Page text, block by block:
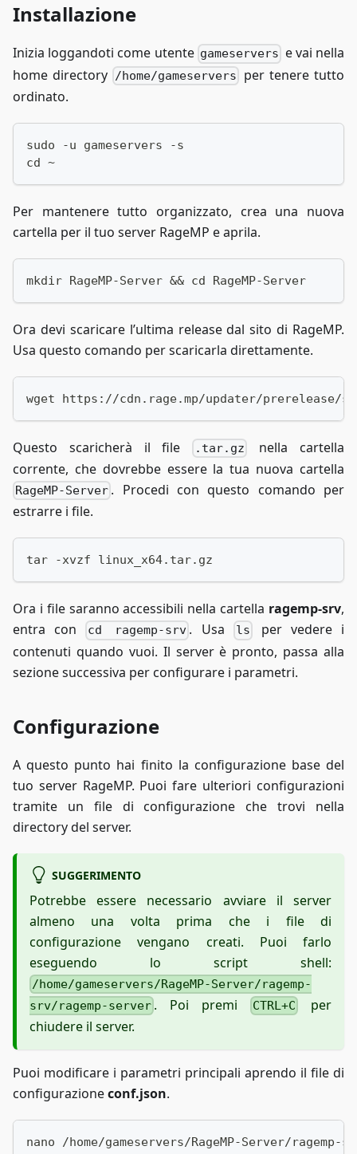
Installazione
Inizia loggandoti come utente gameservers e vai nella
home directory /home/gameservers
per tenere tutto
ordinato.
sudo -u gameservers -s
cd ~
Per mantenere tutto organizzato, crea una nuova
cartella per il tuo server RageMP e aprila.
mkdir RageMP-Server && cd RageMP-Server
Ora devi scaricare l’ultima release dal sito di RageMP.
Usa questo comando per scaricarla direttamente.
wget https://cdn.rage.mp/updater/
Questo scaricherà il file .tar.gz
nella cartella
corrente, che dovrebbe essere la tua nuova cartella
RageMP-Server . Procedi con questo comando per
estrarre i file.
tar -xvzf linux_x64.tar.gz
Ora i file saranno accessibili nella cartella ragemp-srv,
entra con
cd ragemp-srv . Usa ls
per vedere i
contenuti quando vuoi. Il server è pronto, passa alla
sezione successiva per configurare i parametri.
Configurazione
A questo punto hai finito la configurazione base del
tuo server RageMP. Puoi fare ulteriori configurazioni
tramite un file di configurazione che trovi nella
directory del server.
SUGGERIMENTO
Potrebbe essere necessario avviare il server
almeno una volta prima che i file di
configurazione vengano creati. Puoi farlo
eseguendo lo script shell:
/home/gameservers/RageMP-Server/ragemp-
srv/ragemp-server . Poi premi CTRL+C
per
chiudere il server.
Puoi modificare i parametri principali aprendo il file di
configurazioneconf.json.
nano /home/gameservers/RageMP-Server/